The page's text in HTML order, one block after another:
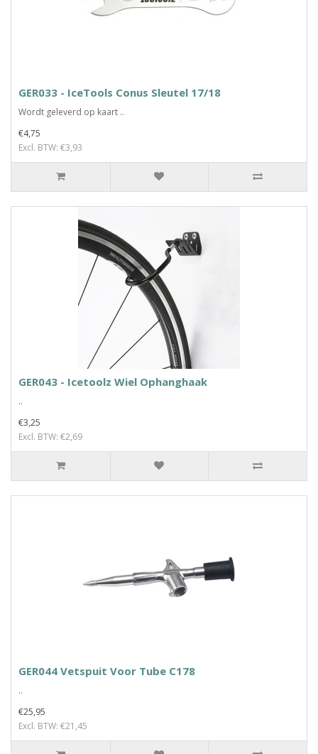
GER033 - IceTools Conus Sleutel 17/18
Wordt geleverd op kaart ..
€4,75
Excl. BTW: €3,93
GER043 - Icetoolz Wiel Ophanghaak
..
€3,25
Excl. BTW: €2,69
GER044 Vetspuit Voor Tube C178
..
€25,95
Excl. BTW: €21,45